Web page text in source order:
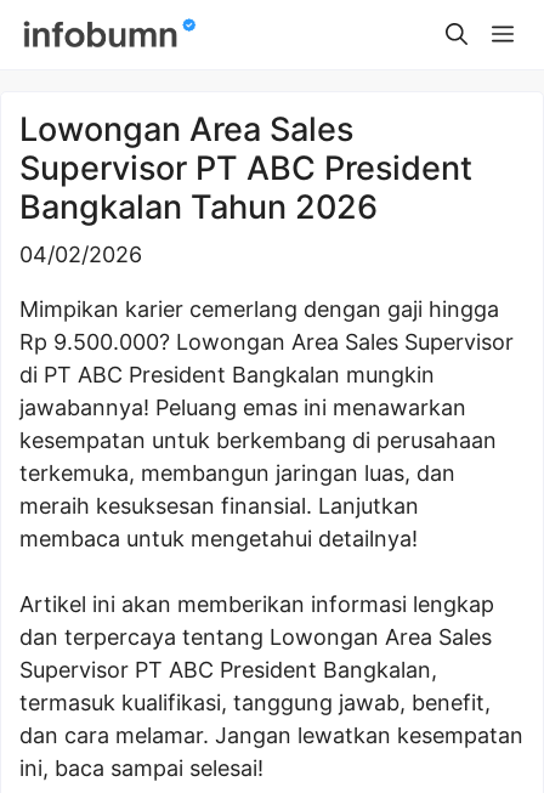
Skip
Lowongan Area Sales
Supervisor PT ABC President
Bangkalan Tahun 2026
04/02/2026
Mimpikan karier cemerlang dengan gaji hingga
Rp 9.500.000? Lowongan Area Sales Supervisor
di PT ABC President Bangkalan mungkin
jawabannya! Peluang emas ini menawarkan
kesempatan untuk berkembang di perusahaan
terkemuka, membangun jaringan luas, dan
meraih kesuksesan finansial. Lanjutkan
membaca untuk mengetahui detailnya!
Artikel ini akan memberikan informasi lengkap
dan terpercaya tentang Lowongan Area Sales
Supervisor PT ABC President Bangkalan,
termasuk kualifikasi, tanggung jawab, benefit,
dan cara melamar. Jangan lewatkan kesempatan
ini, baca sampai selesai!